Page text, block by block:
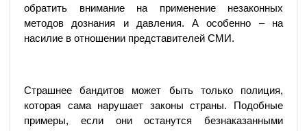
обратить внимание на применение незаконных
методов дознания и давления. А особенно – на
насилие в отношении представителей СМИ.
Страшнее бандитов может быть только полиция,
которая сама нарушает законы страны. Подобные
примеры, если они останутся безнаказанными